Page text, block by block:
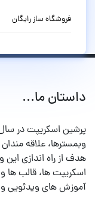
فروشگاه ساز رایگان
داستان ما...
وبمسترها، علاقه
هدف از راه اندازی
اسکریپت ها، قالب ها
آموزش های ویدئویی و